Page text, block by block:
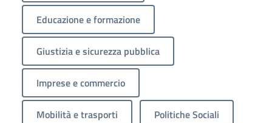
Educazione e formazione
Giustizia e sicurezza pubblica
Imprese e commercio
Mobilità e trasporti Politiche Sociali